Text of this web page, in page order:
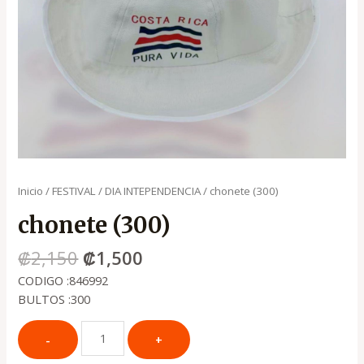
Inicio / FESTIVAL/ DIA INTEPENDENCIA/ chonete (300)
chonete (300)
₡2,150 ₡1,500
CODIGO :846992
BULTOS :300